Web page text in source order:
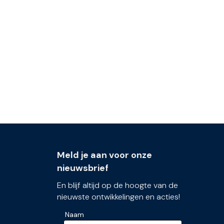
Meld je aan voor onze
nieuwsbrief
En blijf altijd op de hoogte van de
nieuwste ontwikkelingen en acties!